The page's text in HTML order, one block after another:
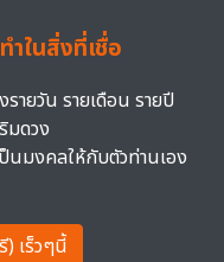
ำในสิ่งที่เชื่อ
ายวัน รายเดือน รายปี
มดวง
นมงคลให้กับตัวท่านเอง
เร็วๆนี้